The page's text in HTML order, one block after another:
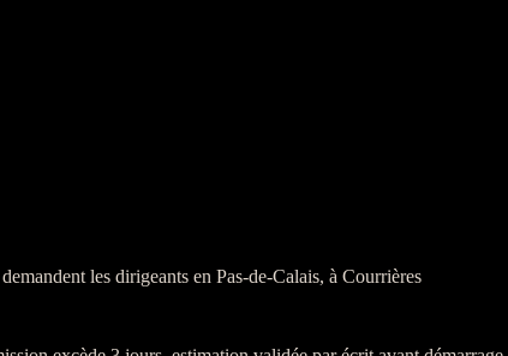
les dirigeants en Pas-de-Calais, à Courrières